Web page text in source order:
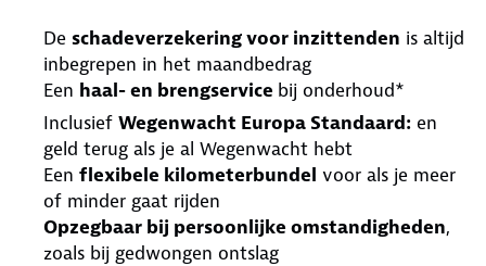
De schadeverzekering voor inzittenden is altijd
inbegrepen in het maandbedrag
Een haal- en brengservice bij onderhoud*
Inclusief Wegenwacht Europa Standaard: en
geld terug als je al Wegenwacht hebt
Een flexibele kilometerbundel voor als je meer
of minder gaat rijden
Opzegbaar bij persoonlijke omstandigheden,
zoals bij gedwongen ontslag